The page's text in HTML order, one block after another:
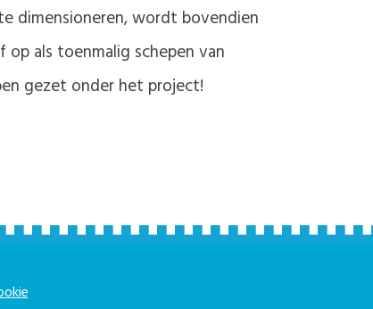
dimensioneren, wordt bovendien
als toenmalig schepen van
gezet onder het project!